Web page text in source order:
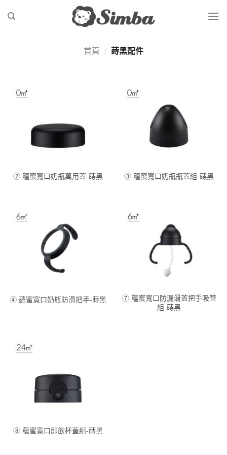
首頁 / 蒔黑配件
② 蘊蜜寬口奶瓶萬用蓋-蒔黑 ③ 蘊蜜寬口奶瓶瓶蓋組-蒔黑
④ 蘊蜜寬口奶瓶防滑把手-蒔黑
⑦ 蘊蜜寬口防漏滑蓋把手吸管
組-蒔黑
⑧ 蘊蜜寬口即飲杯蓋組-蒔黑